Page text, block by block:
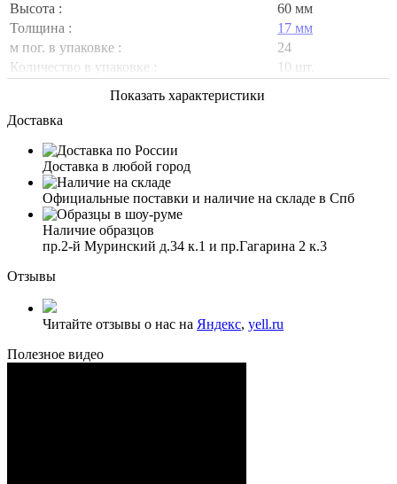
Высота :
60 мм
Толщина :
17 мм
м пог. в упаковке :
24
Количество в упаковке :
10 шт.
Показать характеристики
Доставка
Доставка в любой город
Официальные поставки и наличие на складе в Спб
Наличие образцов
пр.2-й Муринский д.34 к.1 и пр.Гагарина 2 к.3
Отзывы
Читайте отзывы о нас на Яндекс, yell.ru
Полезное видео